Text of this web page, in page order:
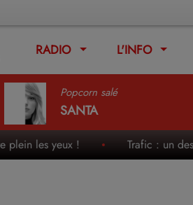
RADIO L'INFO
Popcorn salé
SANTA
yeux ! Trafic : un des